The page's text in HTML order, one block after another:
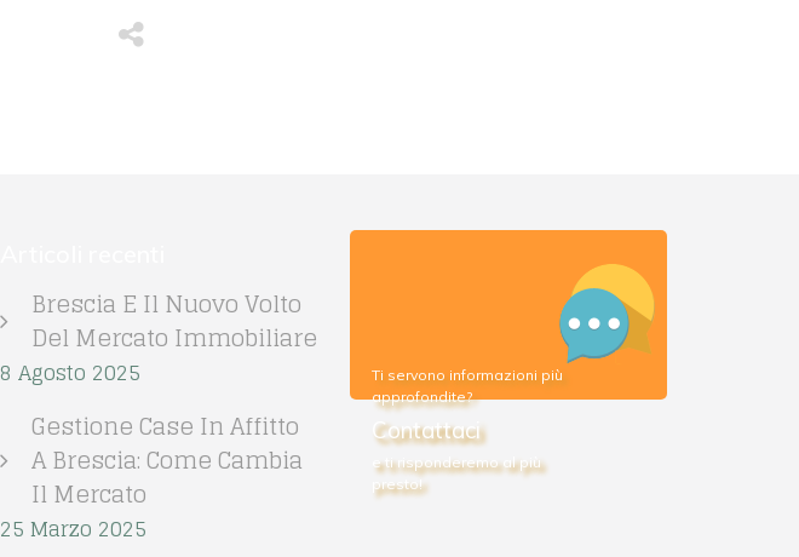
Brescia E Il Nuovo Volto
Del Mercato Immobiliare
8 Agosto 2025
Gestione Case In Affitto
A Brescia: Come Cambia
Il Mercato
25 Marzo 2025
Ti servono informazioni più
approfondite?
Contattaci
e ti risponderemo al più
presto!